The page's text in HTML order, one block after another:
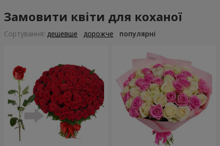
Замовити квіти для коханої
Сортування: дешевше дорожче популярні